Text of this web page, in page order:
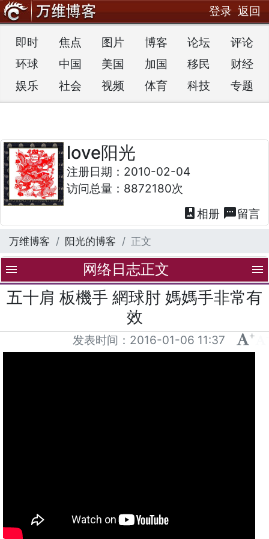
登录 返回
即时 焦点 图片 博客 论坛
评论
环球
中国 美国 加国 移民
财经
娱乐
社会 视频 体育 科技 专题
love阳光
注册日期：2010-02-04
访问总量：8872180次
photo_album 相册 textsms留言
万维博客 阳光的博客 正文
menu 网络日志正文 menu
五十肩 板機手 網球肘 媽媽手非常有
效
发表时间： 2016-01-06 11:37 +